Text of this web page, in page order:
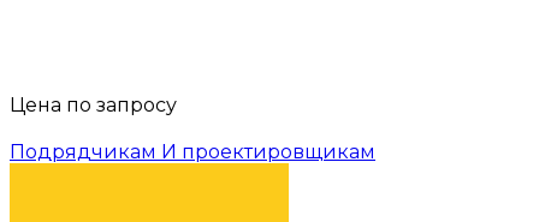
Цена по запросу
Подрядчикам И проектировщикам